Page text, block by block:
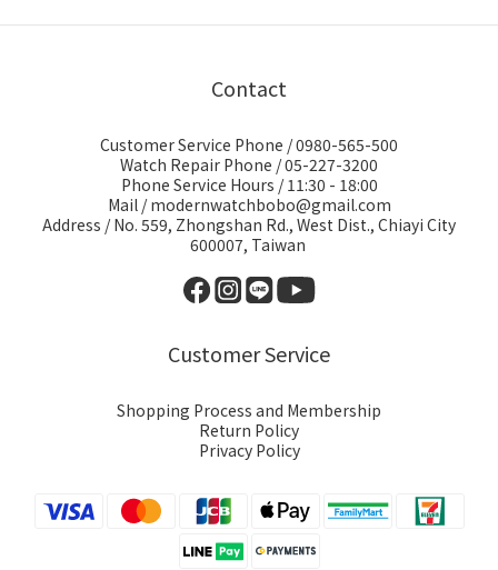
Contact
Customer Service Phone / 0980-565-500
Watch Repair Phone / 05-227-3200
Phone Service Hours / 11:30 - 18:00
Mail / modernwatchbobo@gmail.com
Address / No. 559, Zhongshan Rd., West Dist., Chiayi City
600007, Taiwan
Customer Service
Shopping Process and Membership
Return Policy
Privacy Policy